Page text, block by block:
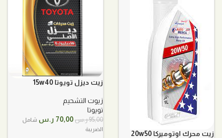
زيت محرك اوتوميركا 20w50
زيت ديزل تويوتا 15w40
زيوت التشحيم
تويوتا
95,00ر.س السعر
70,00 ر.س السعر
شامل
الضريبة